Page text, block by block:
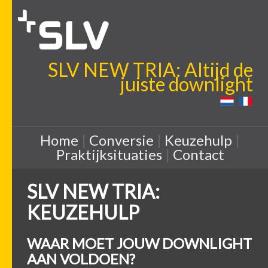
SLV NEW TRIA: Altijd de
juiste downlight
Home | Conversie | Keuzehulp |
Praktijksituaties| Contact
SLV NEW TRIA:
KEUZEHULP
WAAR MOET JOUW DOWNLIGHT
AAN VOLDOEN?